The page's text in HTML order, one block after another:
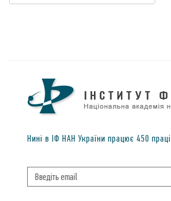
Нинi в IФ НАН України працює 450